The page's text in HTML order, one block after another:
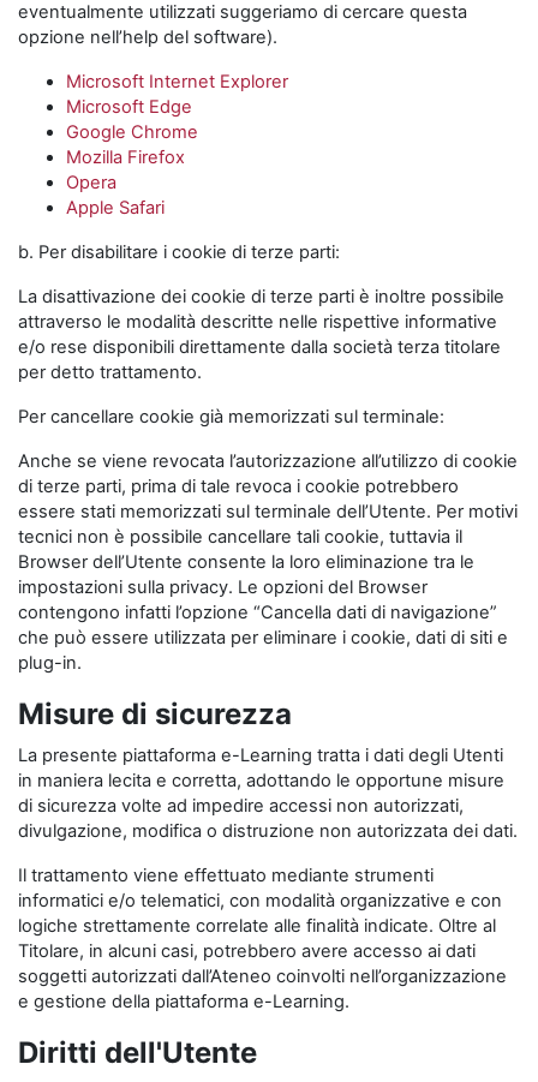
eventualmente utilizzati suggeriamo di cercare questa
opzione nell’help del software).
Microsoft Internet Explorer
Microsoft Edge
Google Chrome
Mozilla Firefox
Opera
Apple Safari
b. Per disabilitare i cookie di terze parti:
La disattivazione dei cookie di terze parti è inoltre possibile
attraverso le modalità descritte nelle rispettive informative
e/o rese disponibili direttamente dalla società terza titolare
per detto trattamento.
Per cancellare cookie già memorizzati sul terminale:
Anche se viene revocata l’autorizzazione all’utilizzo di cookie
di terze parti, prima di tale revoca i cookie potrebbero
essere stati memorizzati sul terminale dell’Utente. Per motivi
tecnici non è possibile cancellare tali cookie, tuttavia il
Browser dell’Utente consente la loro eliminazione tra le
impostazioni sulla privacy. Le opzioni del Browser
contengono infatti l’opzione “Cancella dati di navigazione”
che può essere utilizzata per eliminare i cookie, dati di siti e
plug-in.
Misure di sicurezza
La presente piattaforma e-Learning tratta i dati degli Utenti
in maniera lecita e corretta, adottando le opportune misure
di sicurezza volte ad impedire accessi non autorizzati,
divulgazione, modifica o distruzione non autorizzata dei dati.
Il trattamento viene effettuato mediante strumenti
informatici e/o telematici, con modalità organizzative e con
logiche strettamente correlate alle finalità indicate. Oltre al
Titolare, in alcuni casi, potrebbero avere accesso ai dati
soggetti autorizzati dall’Ateneo coinvolti nell’organizzazione
e gestione della piattaforma e-Learning.
Diritti dell'Utente